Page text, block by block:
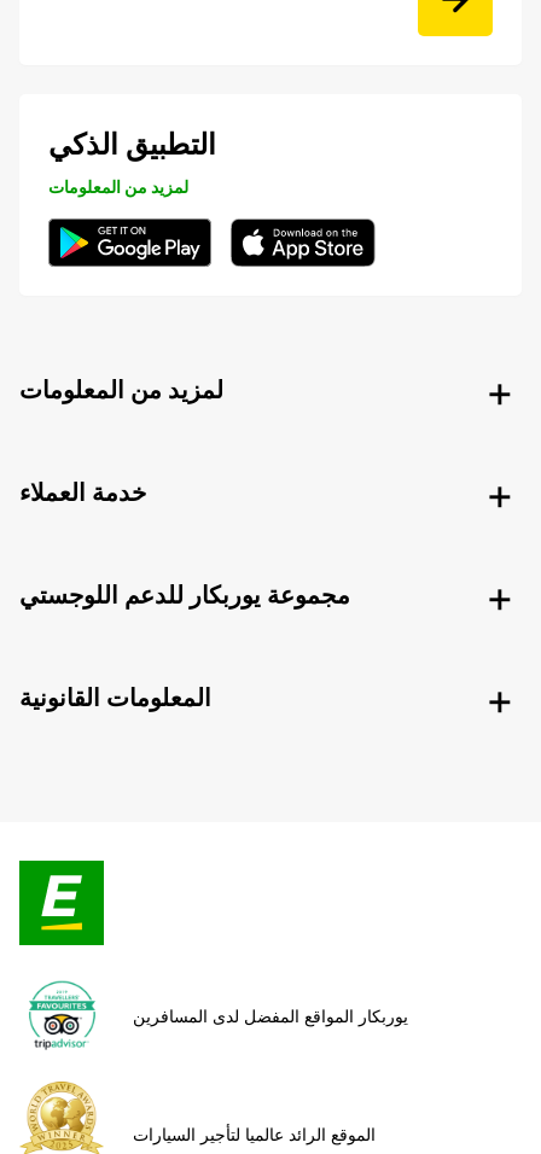
التطبيق الذكي
لمزيد من المعلومات
لمزيد من المعلومات
خدمة العملاء
مجموعة يوربكار للدعم اللوجستي
المعلومات القانونية
يوربكار المواقع المفضل لدى المسافرين
الموقع الرائد عالميا لتأجير السيارات